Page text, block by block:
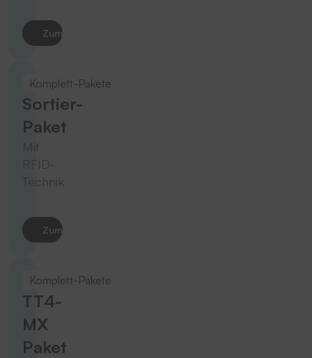
Zum Produkt
Komplett-Pakete
Sortier-
Paket
Mit
RFID-
Technik
Zum Produkt
Komplett-Pakete
TT4-
MX
Paket